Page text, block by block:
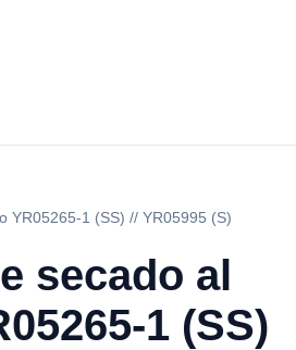
YR05265-1 (SS) // YR05995 (S)
secado al
1 (SS)